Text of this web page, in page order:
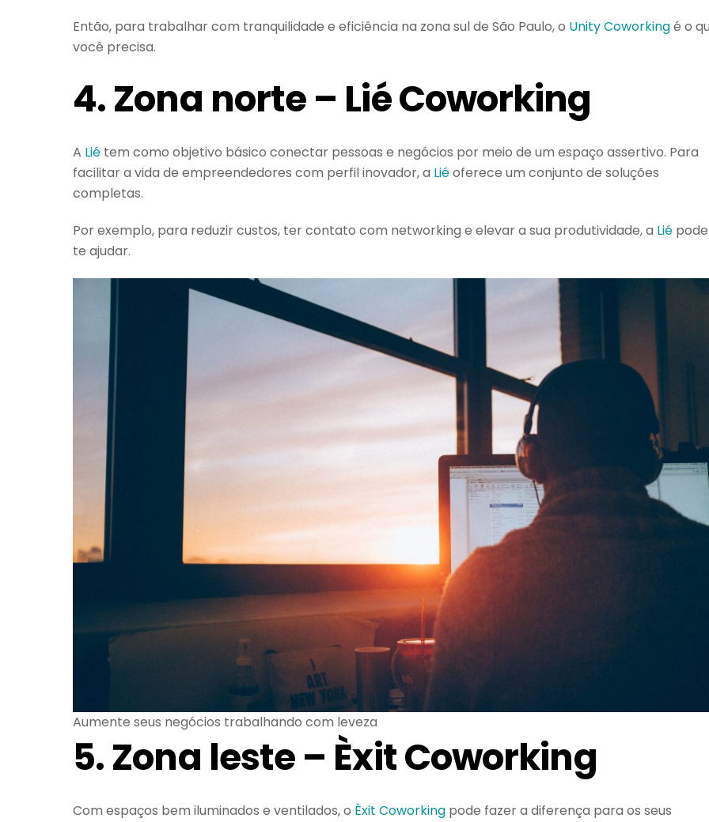
Então, para trabalhar com tranquilidade e eficiência na zona sul de São Paulo, o Unity Coworkingé o
você precisa.
4. Zona norte – Lié Coworking
A Lié tem como objetivo básico conectar pessoas e negócios por meio de um espaço assertivo. Para
facilitar a vida de empreendedores com perfil inovador, a Liéoferece um conjunto de soluções
completas.
Por exemplo, para reduzir custos, ter contato com networking e elevar a sua produtividade, a Lié pode
te ajudar.
Aumente seus negócios trabalhando com leveza
5. Zona leste – Èxit Coworking
Com espaços bem iluminados e ventilados, o Èxit Coworking pode fazer a diferença para os seus